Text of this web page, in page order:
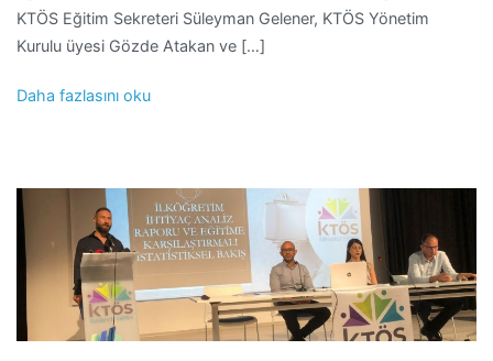
KTÖS Eğitim Sekreteri Süleyman Gelener, KTÖS Yönetim
Kurulu üyesi Gözde Atakan ve […]
Daha fazlasını oku